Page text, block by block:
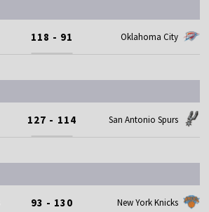
118 - 91 Oklahoma City
127 - 114 San Antonio Spurs
93 - 130 New York Knicks